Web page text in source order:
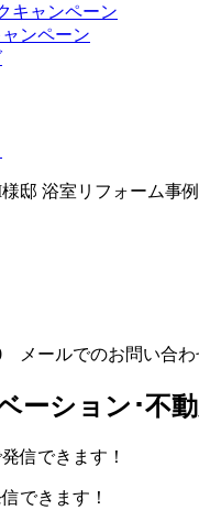
キャンペーン
ンペーン
邸 浴室リフォーム事例
メールでのお問い合
信できます！
できます！